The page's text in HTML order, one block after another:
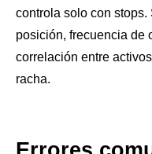
controla solo con
posición, frecuencia de
correlación entre
racha.